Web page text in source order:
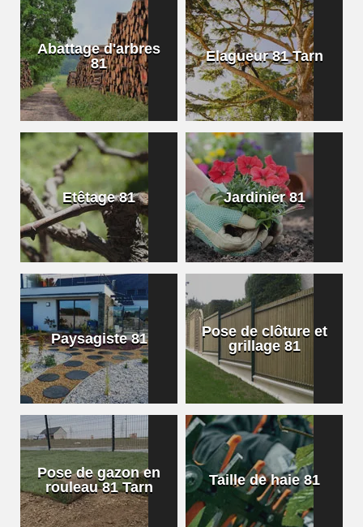
Abattage d'arbres
81
Elagueur 81 Tarn
Etêtage 81 Jardinier 81
Paysagiste 81
Pose de clôture et
grillage 81
Pose de gazon en
rouleau 81 Tarn
Taille de haie 81